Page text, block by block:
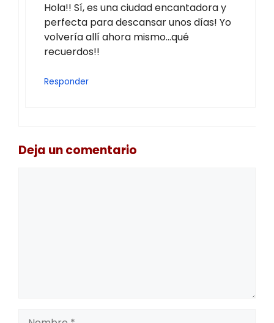
Hola!! Sí, es una ciudad encantadora y
perfecta para descansar unos días! Yo
volvería allí ahora mismo…qué
recuerdos!!
Responder
Deja un comentario
Nombre